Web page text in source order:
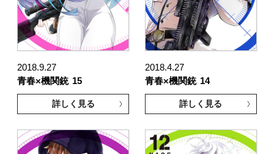
2018.9.27
青春×機関銃 15
詳しく見る
2018.4.27
青春×機関銃 14
詳しく見る